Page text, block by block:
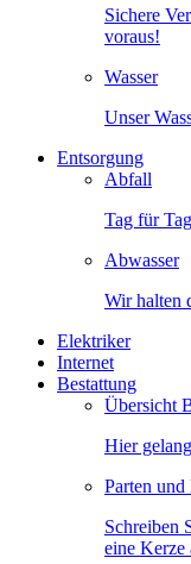
Sichere
voraus!
Wasser
Unser
Entsorgung
Abfall
Tag für
Abwasser
Wir halten
Elektriker
Internet
Bestattung
Übersicht
Hier
Parten
Schreiben
eine Kerze